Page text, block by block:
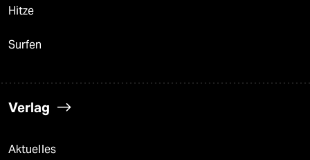
Hitze
Surfen
Verlag
Aktuelles